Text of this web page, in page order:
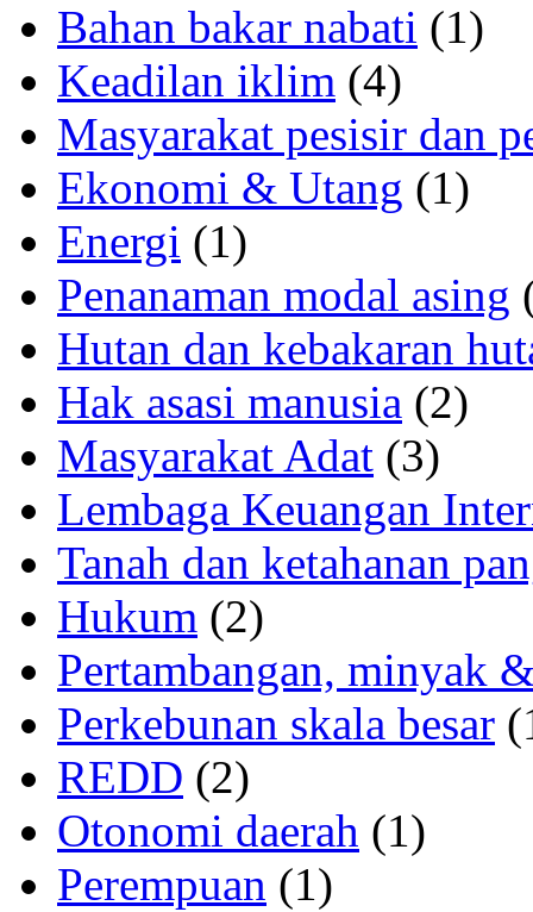
Bahan bakar nabati (1)
Keadilan iklim (4)
Masyarakat pesisir dan
Ekonomi & Utang (1)
Energi (1)
Penanaman modal asing
Hutan dan kebakaran
Hak asasi manusia (2)
Masyarakat Adat (3)
Lembaga Keuangan
Tanah dan ketahanan
Hukum (2)
Pertambangan, minyak
Perkebunan skala besar
REDD (2)
Otonomi daerah (1)
Perempuan (1)